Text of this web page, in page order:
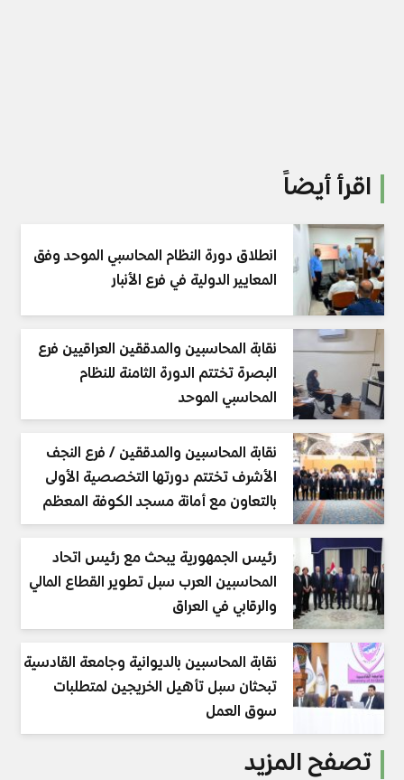
اقرأ أيضاً
انطلاق دورة النظام المحاسبي الموحد وفق
المعايير الدولية في فرع الأنبار
نقابة المحاسبين والمدققين العراقيين فرع
البصرة تختتم الدورة الثامنة للنظام
المحاسبي الموحد
نقابة المحاسبين والمدققين / فرع النجف
الأشرف تختتم دورتها التخصصية الأولى
بالتعاون مع أمانة مسجد الكوفة المعظم
رئيس الجمهورية يبحث مع رئيس اتحاد
المحاسبين العرب سبل تطوير القطاع المالي
والرقابي في العراق
نقابة المحاسبين بالديوانية وجامعة القادسية
تبحثان سبل تأهيل الخريجين لمتطلبات
سوق العمل
تصفح المزيد